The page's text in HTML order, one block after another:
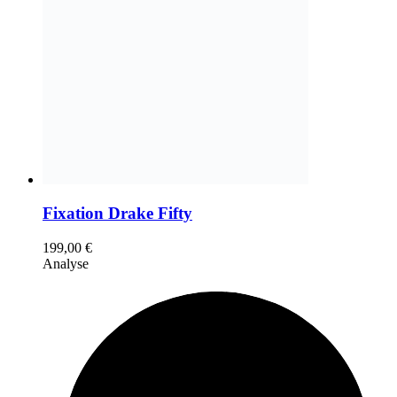
Fixation Drake Fifty
199,00 €
Analyse